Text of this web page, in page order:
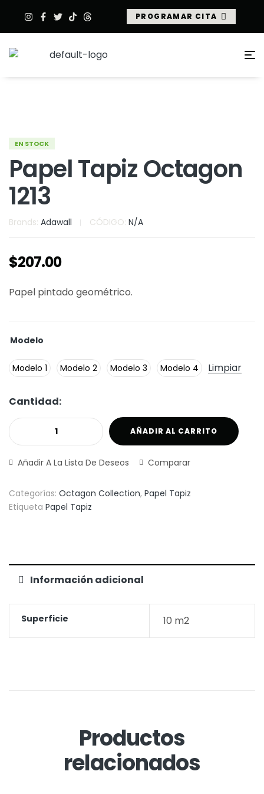
PROGRAMAR CITA
EN STOCK
Papel Tapiz Octagon
1213
Brands: Adawall CÓDIGO: N/A
$207.00
Papel pintado geométrico.
Modelo
Modelo 1 Modelo 2 Modelo 3 Modelo 4 Limpiar
Cantidad:
AÑADIR AL CARRITO
Añadir A La Lista De Deseos Comparar
Categorías: Octagon Collection, Papel Tapiz
Etiqueta Papel Tapiz
Información adicional
Superficie 10 m2
Productos
relacionados